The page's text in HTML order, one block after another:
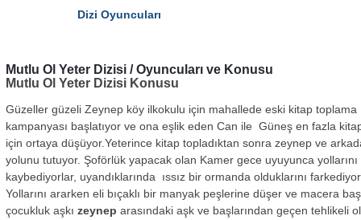
Dizi Oyuncuları
Mutlu Ol Yeter Dizisi / Oyuncuları ve Konusu
Mutlu Ol Yeter Dizisi Konusu
Güzeller güzeli Zeynep köy ilkokulu için mahallede eski kitap toplama
kampanyası başlatıyor ve ona eşlik eden Can ile Güneş en fazla
için ortaya düşüyor.Yeterince kitap topladıktan sonra zeynep ve
yolunu tutuyor. Şoförlük yapacak olan Kamer gece uyuyunca yollarını
kaybediyorlar, uyandıklarında ıssız bir ormanda olduklarını
Yollarını ararken eli bıçaklı bir manyak peşlerine düşer ve macera
çocukluk aşkızeynep arasındaki aşk ve başlarından geçen tehlikeli